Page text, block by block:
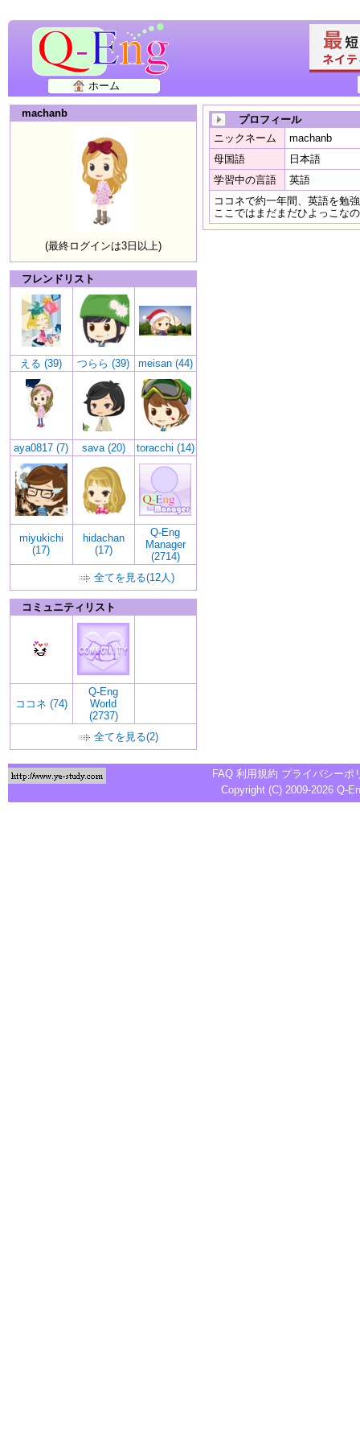
ホーム
machanb
(最終ログインは3日以上)
フレンドリスト
える (39) つらら (39) meisan (44)
aya0817 (7) sava (20) toracchi (14)
miyukichi
(17)
hidachan
(17)
Q-Eng
Manager
(2714)
全てを見る(12人)
コミュニティリスト
ココネ (74)
Q-Eng
World
(2737)
全てを見る(2)
プロフィール
ニックネーム
machanb
母国語
日本語
学習中の言語
英語
ココネで約一年間、英語を勉
ここではまだまだひよっこな
FAQ 利用規約 プライバシーポ
Copyright (C) 2009-2026 Q-